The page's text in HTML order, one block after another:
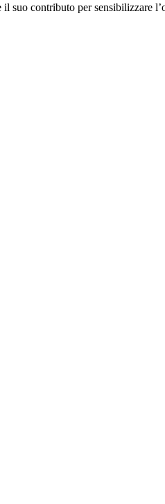
il suo contributo per sensibilizzare